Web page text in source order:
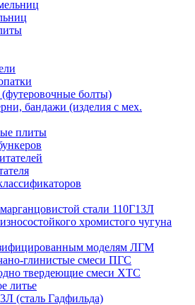
болты)
бандажи (изделия с мех.
плиты
стали 110Г13Л
хромистого чугуна
моделям ЛГМ
глинистые смеси ПГС
твердеющие смеси ХТС
литье
(сталь Гадфильда)